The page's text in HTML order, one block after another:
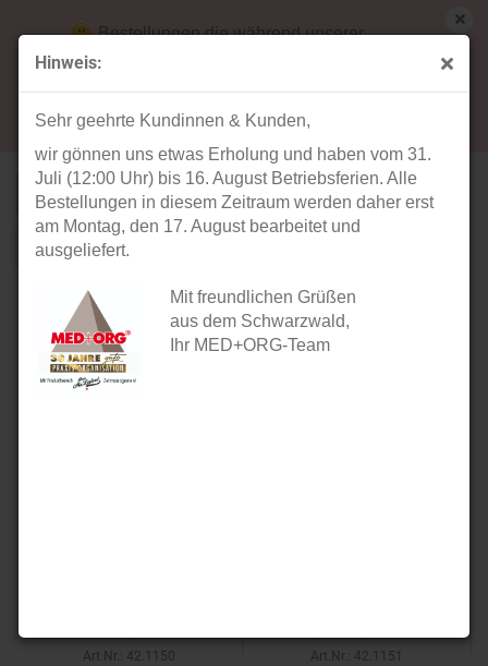
Hinweis:
Sehr geehrte Kundinnen & Kunden,
wir gönnen uns etwas Erholung und haben vom 31.
Juli (12:00 Uhr) bis 16. August Betriebsferien. Alle
Bestellungen in diesem Zeitraum werden daher erst
am Montag, den 17. August bearbeitet und
ausgeliefert.
Mit freundlichen Grüßen
aus dem Schwarzwald,
Ihr MED+ORG-Team
Bestellungen die während unserer
Betriebsferien (31. Juli ab 12:00 Uhr bis 16.
Sortieren nach
Sortieren nach
1
Art.Nr.: 42.1150
Art.Nr.: 42.1151